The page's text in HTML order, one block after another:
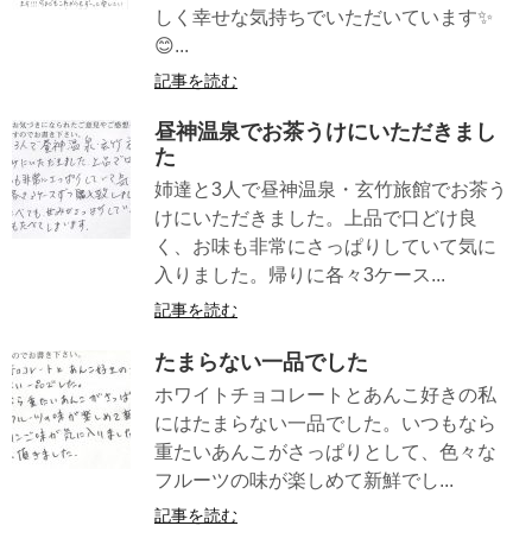
しく幸せな気持ちでいただいています✨
😊...
記事を読む
昼神温泉でお茶うけにいただきまし
た
姉達と3人で昼神温泉・玄竹旅館でお茶う
けにいただきました。上品で口どけ良
く、お味も非常にさっぱりしていて気に
入りました。帰りに各々3ケース...
記事を読む
たまらない一品でした
ホワイトチョコレートとあんこ好きの私
にはたまらない一品でした。いつもなら
重たいあんこがさっぱりとして、色々な
フルーツの味が楽しめて新鮮でし...
記事を読む